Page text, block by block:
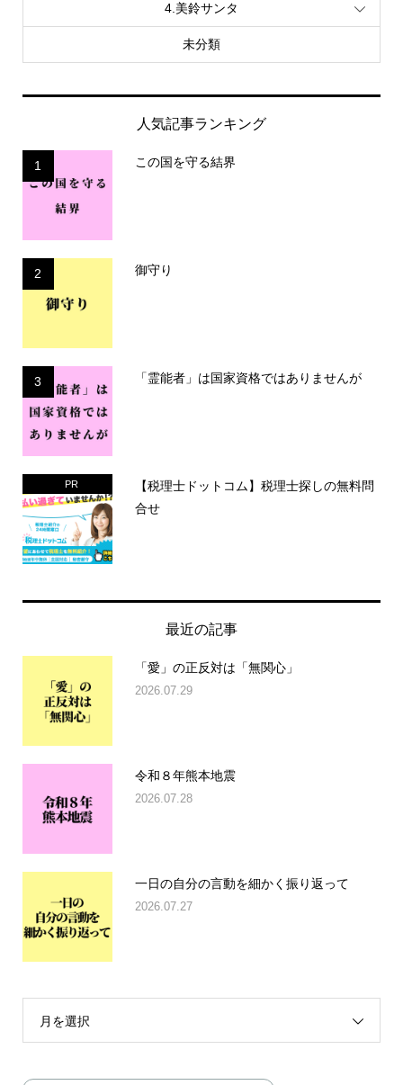
4.美鈴サンタ
未分類
人気記事ランキング
1 この国を守る結界
2 御守り
3 「霊能者」は国家資格ではありませんが
PR
【税理士ドットコム】税理士探しの無料問
合せ
最近の記事
「愛」の正反対は「無関心」
2026.07.29
令和８年熊本地震
2026.07.28
一日の自分の言動を細かく振り返って
2026.07.27
月を選択